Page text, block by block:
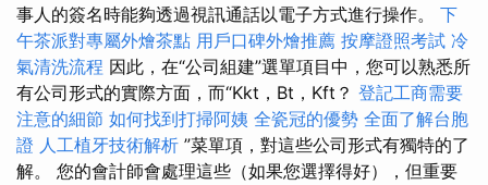
事人的簽名時能夠透過視訊通話以電子方式進行操作。 下
午茶派對專屬外燴茶點 用戶口碑外燴推薦 按摩證照考試 冷
氣清洗流程 因此，在“公司組建”選單項目中，您可以熟悉所
有公司形式的實際方面，而“Kkt，Bt，Kft？ 登記工商需要
注意的細節 如何找到打掃阿姨 全瓷冠的優勢 全面了解台胞
證 人工植牙技術解析 ”菜單項，對這些公司形式有獨特的了
解。 您的會計師會處理這些（如果您選擇得好），但重要